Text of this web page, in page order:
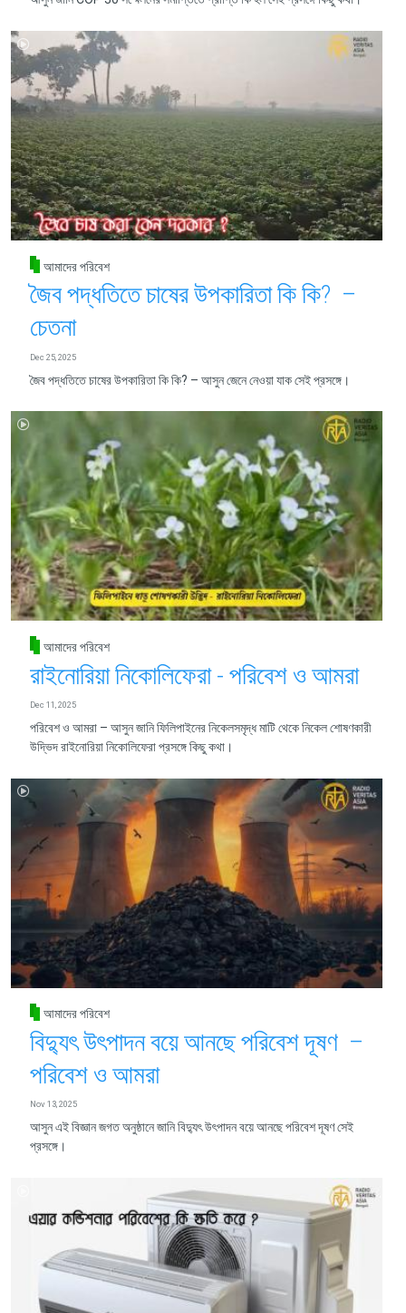
আমাদের পরিবেশ
জৈব পদ্ধতিতে চাষের উপকারিতা কি কি? –
চেতনা
Dec 25, 2025
জৈব পদ্ধতিতে চাষের উপকারিতা কি কি? – আসুন জেনে নেওয়া যাক সেই প্রসঙ্গে।
আমাদের পরিবেশ
রাইনোরিয়া নিকোলিফেরা - পরিবেশ ও আমরা
Dec 11, 2025
পরিবেশ ও আমরা – আসুন জানি ফিলিপাইনের নিকেলসমৃদ্ধ মাটি থেকে নিকেল শোষণকারী
উদ্ভিদ রাইনোরিয়া নিকোলিফেরা প্রসঙ্গে কিছু কথা।
আমাদের পরিবেশ
বিদ্যুৎ উৎপাদন বয়ে আনছে পরিবেশ দূষণ –
পরিবেশ ও আমরা
Nov 13, 2025
আসুন এই বিজ্ঞান জগত অনুষ্ঠানে জানি বিদ্যুৎ উৎপাদন বয়ে আনছে পরিবেশ দূষণ সেই
প্রসঙ্গে।